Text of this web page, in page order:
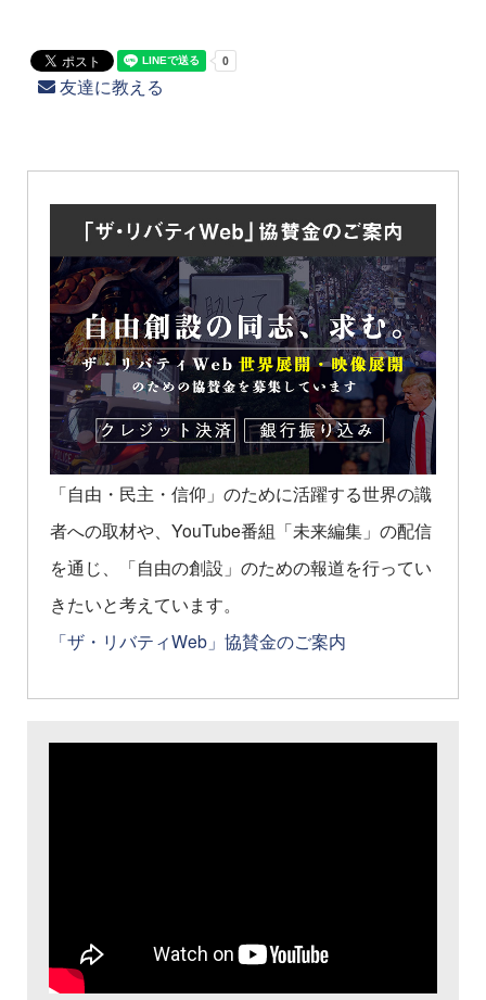
友達に教える
「自由・民主・信仰」のために活躍する世界の識
者への取材や、YouTube番組「未来編集」の配信
を通じ、「自由の創設」のための報道を行ってい
きたいと考えています。
「ザ・リバティWeb」協賛金のご案内